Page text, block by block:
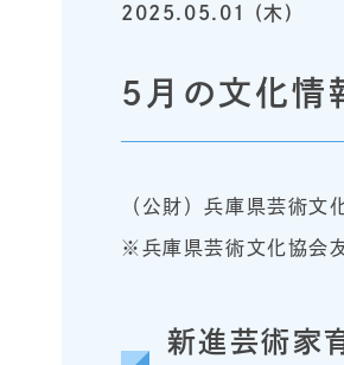
2025.05.01 (木)
5月の文化情
（公財）兵庫県芸術文
※兵庫県芸術文化協会
新進芸術家